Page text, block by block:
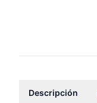
Descripción